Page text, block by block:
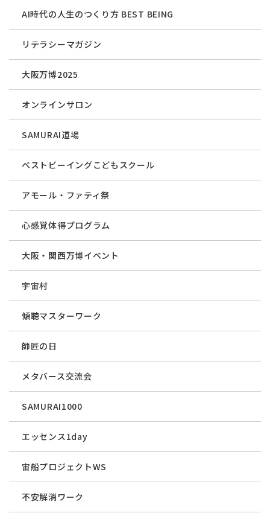
AI時代の人生のつくり方 BEST BEING
リテラシーマガジン
大阪万博2025
オンラインサロン
SAMURAI道場
ベストビーイングこどもスクール
アモール・ファティ祭
心感覚体得プログラム
大阪・関西万博イベント
宇宙村
傾聴マスターワーク
師匠の日
メタバース交流会
SAMURAI1000
エッセンス1day
宙船プロジェクトWS
不安解消ワーク